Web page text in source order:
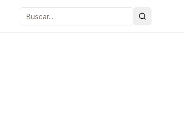
Buscar